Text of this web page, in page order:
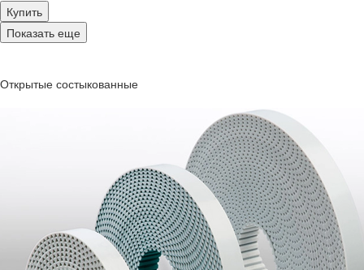
Купить
Показать еще
Открытые состыкованные